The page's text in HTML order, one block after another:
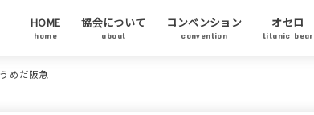
HOME
home
協会について
about
コンベンション
convention
オセロ
titanic bear
めだ阪急